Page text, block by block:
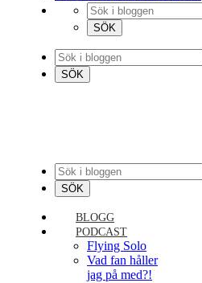
BLOGG
PODCAST
Flying Solo
Vad fan håller
jag på med?!